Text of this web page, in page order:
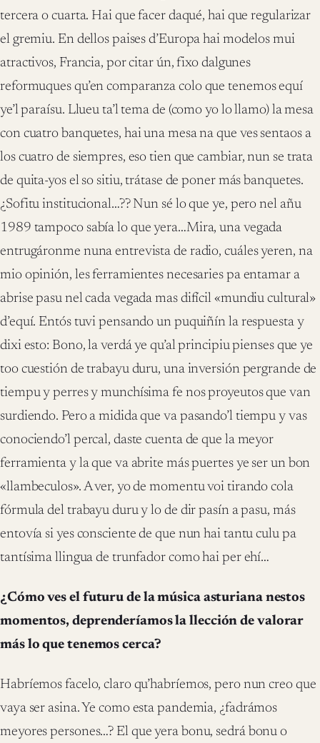
tercera o cuarta. Hai que facer daqué, hai que regularizar
el gremiu. En dellos paises d’Europa hai modelos mui
atractivos, Francia, por citar ún, fixo dalgunes
reformuques qu’en comparanza colo que tenemos equí
ye’l paraísu. Llueu ta’l tema de (como yo lo llamo) la mesa
con cuatro banquetes, hai una mesa na que ves sentaos a
los cuatro de siempres, eso tien que cambiar, nun se trata
de quita-yos el so sitiu, trátase de poner más banquetes.
¿Sofitu institucional…?? Nun sé lo que ye, pero nel añu
1989 tampoco sabía lo que yera…Mira, una vegada
entrugáronme nuna entrevista de radio, cuáles yeren, na
mio opinión, les ferramientes necesaries pa entamar a
abrise pasu nel cada vegada mas difícil «mundiu cultural»
d’equí. Entós tuvi pensando un puquiñín la respuesta y
dixi esto: Bono, la verdá ye qu’al principiu pienses que ye
too cuestión de trabayu duru, una inversión pergrande de
tiempu y perres y munchísima fe nos proyeutos que van
surdiendo. Pero a midida que va pasando’l tiempu y vas
conociendo’l percal, daste cuenta de que la meyor
ferramienta y la que va abrite más puertes ye ser un bon
«llambeculos». A ver, yo de momentu voi tirando cola
fórmula del trabayu duru y lo de dir pasín a pasu, más
entovía si yes consciente de que nun hai tantu culu pa
tantísima llingua de trunfador como hai per ehí…
¿Cómo ves el futuru de la música asturiana nestos
momentos, deprenderíamos la llección de valorar
más lo que tenemos cerca?
Habríemos facelo, claro qu’habríemos, pero nun creo que
vaya ser asina. Ye como esta pandemia, ¿fadrámos
meyores persones…? El que yera bonu, sedrá bonu o